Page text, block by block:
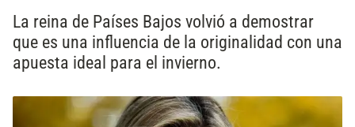
La reina de Países Bajos volvió a demostrar
que es una influencia de la originalidad con una
apuesta ideal para el invierno.